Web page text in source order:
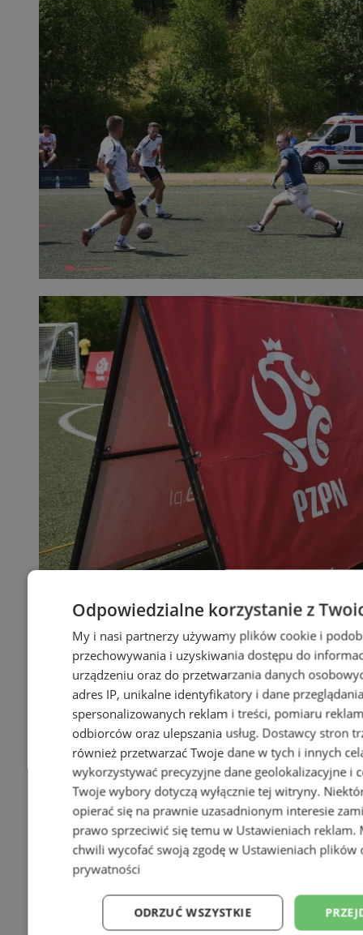
Odpowiedzialne korzystanie z
My i nasi partnerzy używamy plików cookie i
przechowywania i uzyskiwania dostępu do
urządzeniu oraz do przetwarzania danych
adres IP, unikalne identyfikatory i dane
spersonalizowanych reklam i treści, pomiaru
odbiorców oraz ulepszania usług. Dostawcy stron
również przetwarzać Twoje dane w tych i innych
wykorzystywać precyzyjne dane geolokalizacyjne i
Twoje wybory dotyczą wyłącznie tej witryny.
opierać się na prawnie uzasadnionym interesie
prawo sprzeciwić się temu w Ustawieniach reklam.
chwili wycofać swoją zgodę w Ustawieniach plików
prywatności
ODRZUĆ WSZYSTKIE